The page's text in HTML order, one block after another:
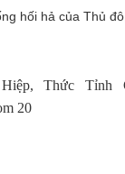
hối hả của Thủ